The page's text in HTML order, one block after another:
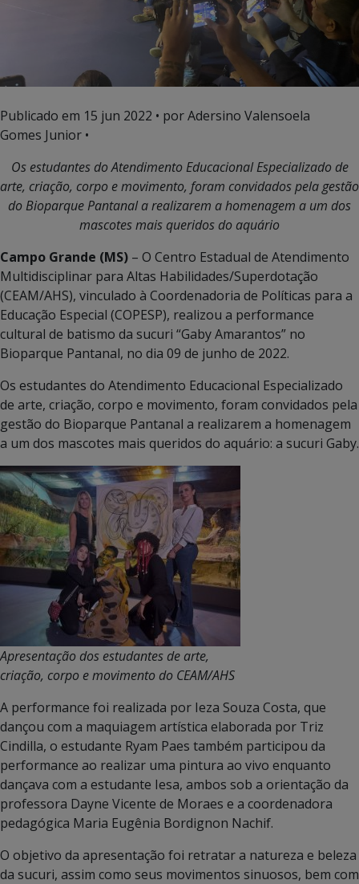
Publicado em 15 jun 2022 • por Adersino Valensoela
Gomes Junior •
Os estudantes do Atendimento Educacional Especializado de
arte, criação, corpo e movimento, foram convidados pela gestão
do Bioparque Pantanal a realizarem a homenagem a um dos
mascotes mais queridos do aquário
Campo Grande (MS) – O Centro Estadual de Atendimento
Multidisciplinar para Altas Habilidades/Superdotação
(CEAM/AHS), vinculado à Coordenadoria de Políticas para a
Educação Especial (COPESP), realizou a performance
cultural de batismo da sucuri “Gaby Amarantos” no
Bioparque Pantanal, no dia 09 de junho de 2022.
Os estudantes do Atendimento Educacional Especializado
de arte, criação, corpo e movimento, foram convidados pela
gestão do Bioparque Pantanal a realizarem a homenagem
a um dos mascotes mais queridos do aquário: a sucuri Gaby.
Apresentação dos estudantes de arte,
criação, corpo e movimento do CEAM/AHS
A performance foi realizada por Ieza Souza Costa, que
dançou com a maquiagem artística elaborada por Triz
Cindilla, o estudante Ryam Paes também participou da
performance ao realizar uma pintura ao vivo enquanto
dançava com a estudante Iesa, ambos sob a orientação da
professora Dayne Vicente de Moraes e a coordenadora
pedagógica Maria Eugênia Bordignon Nachif.
O objetivo da apresentação foi retratar a natureza e beleza
da sucuri, assim como seus movimentos sinuosos, bem com